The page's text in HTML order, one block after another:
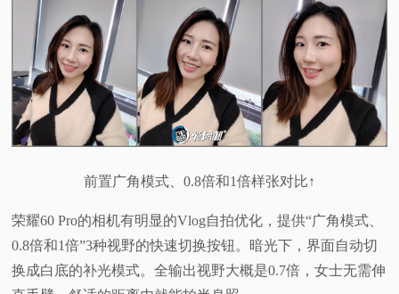
前置广角模式、0.8倍和1倍样张对比↑
荣耀60 Pro的相机有明显的Vlog自拍优化，提供“广角模式、
0.8倍和1倍”3种视野的快速切换按钮。暗光下，界面自动切
换成白底的补光模式。全输出视野大概是0.7倍，女士无需伸